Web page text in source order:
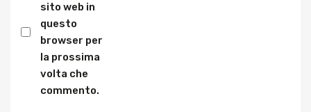
sito web in
questo
browser per
la prossima
volta che
commento.